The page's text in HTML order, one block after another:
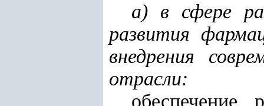
а) в сфере
развития
внедрения
отрасли:
обеспечение